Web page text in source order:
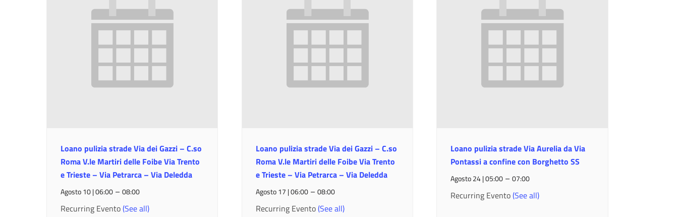
Loano pulizia strade Via dei Gazzi – C.so
Roma V.le Martiri delle Foibe Via Trento
e Trieste – Via Petrarca – Via Deledda
Agosto 10 | 06:00 –08:00
Recurring Evento(See all)
Loano pulizia strade Via dei Gazzi – C.so
Roma V.le Martiri delle Foibe Via Trento
e Trieste – Via Petrarca – Via Deledda
Agosto 17 | 06:00– 08:00
Recurring Evento(See all)
Loano pulizia strade Via Aurelia da Via
Pontassi a confine con Borghetto SS
Agosto 24 | 05:00 –07:00
Recurring Evento(See all)